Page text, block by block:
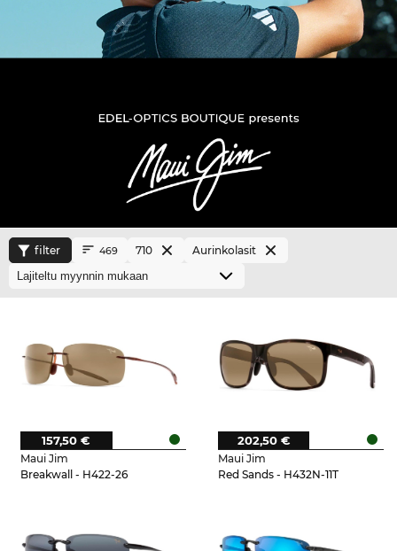
filter 469 710 Aurinkolasit
Maui Jim
Breakwall - H422-26
157,50 €
Maui Jim
Red Sands - H432N-11T
202,50 €